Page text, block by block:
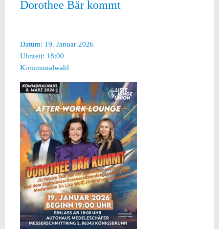
Dorothee Bär kommt
Datum: 19. Januar 2026
Uhrzeit: 18:00
Kommunalwahl